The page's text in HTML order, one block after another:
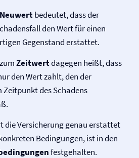
Neuwertbedeutet, dass der
den Wert für einen
Gegenstand erstattet.
Zeitwertdagegen heißt, dass
den Wert zahlt, den der
Zeitpunkt des Schadens
die Versicherung genau erstattet
Bedingungen, ist in den
festgehalten.